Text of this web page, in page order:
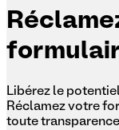
Libérez le
Réclamez votre
toute